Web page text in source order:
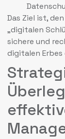
Das Ziel ist,
„digitalen
sichere und
digitalen